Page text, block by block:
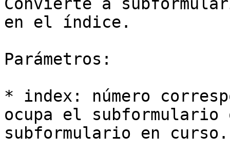
en el índice.
Parámetros:
* index: número
ocupa el subformulario
subformulario en curso.